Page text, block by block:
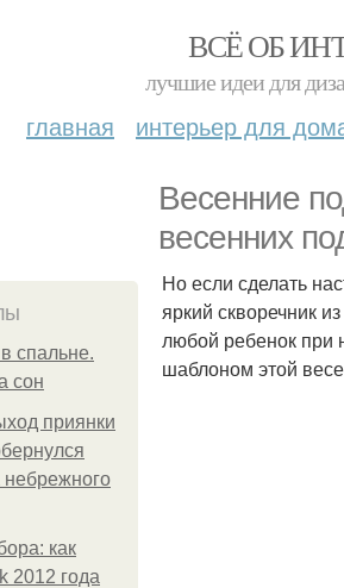
ВСЁ ОБ
лучшие идеи для
главная интерьер для
Весенние
весенних
спальне.
сон
приянки
небрежного
как
2012 года
Но если сделать
яркий скворечник
любой ребенок при
шаблоном этой